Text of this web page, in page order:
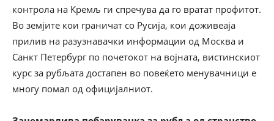
контрола на Кремљ ги спречува да го вратат профитот.
Во земјите кои граничат со Русија, кои доживеаја
прилив на разузнавачки информации од Москва и
Санкт Петербург по почетокот на војната, вистинскиот
курс за рубљата достапен во повеќето менувачници е
многу помал од официјалниот.